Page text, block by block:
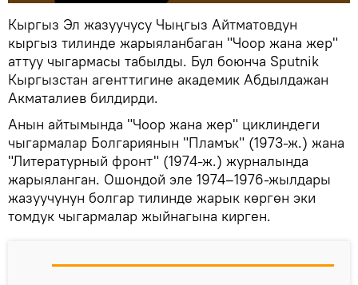
Кыргыз Эл жазуучусу Чыңгыз Айтматовдун
кыргыз тилинде жарыяланбаган "Чоор жана жер"
аттуу чыгармасы табылды. Бул боюнча Sputnik
Кыргызстан агенттигине академик Абдылдажан
Акматалиев билдирди.
Анын айтымында "Чоор жана жер" циклиндеги
чыгармалар Болгариянын "Пламък" (1973-ж.) жана
"Литературный фронт" (1974-ж.) журналында
жарыяланган. Ошондой эле 1974–1976-жылдары
жазуучунун болгар тилинде жарык көргөн эки
томдук чыгармалар жыйнагына кирген.